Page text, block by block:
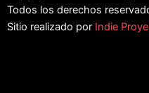
Todos los derechos
Sitio realizado por Indie